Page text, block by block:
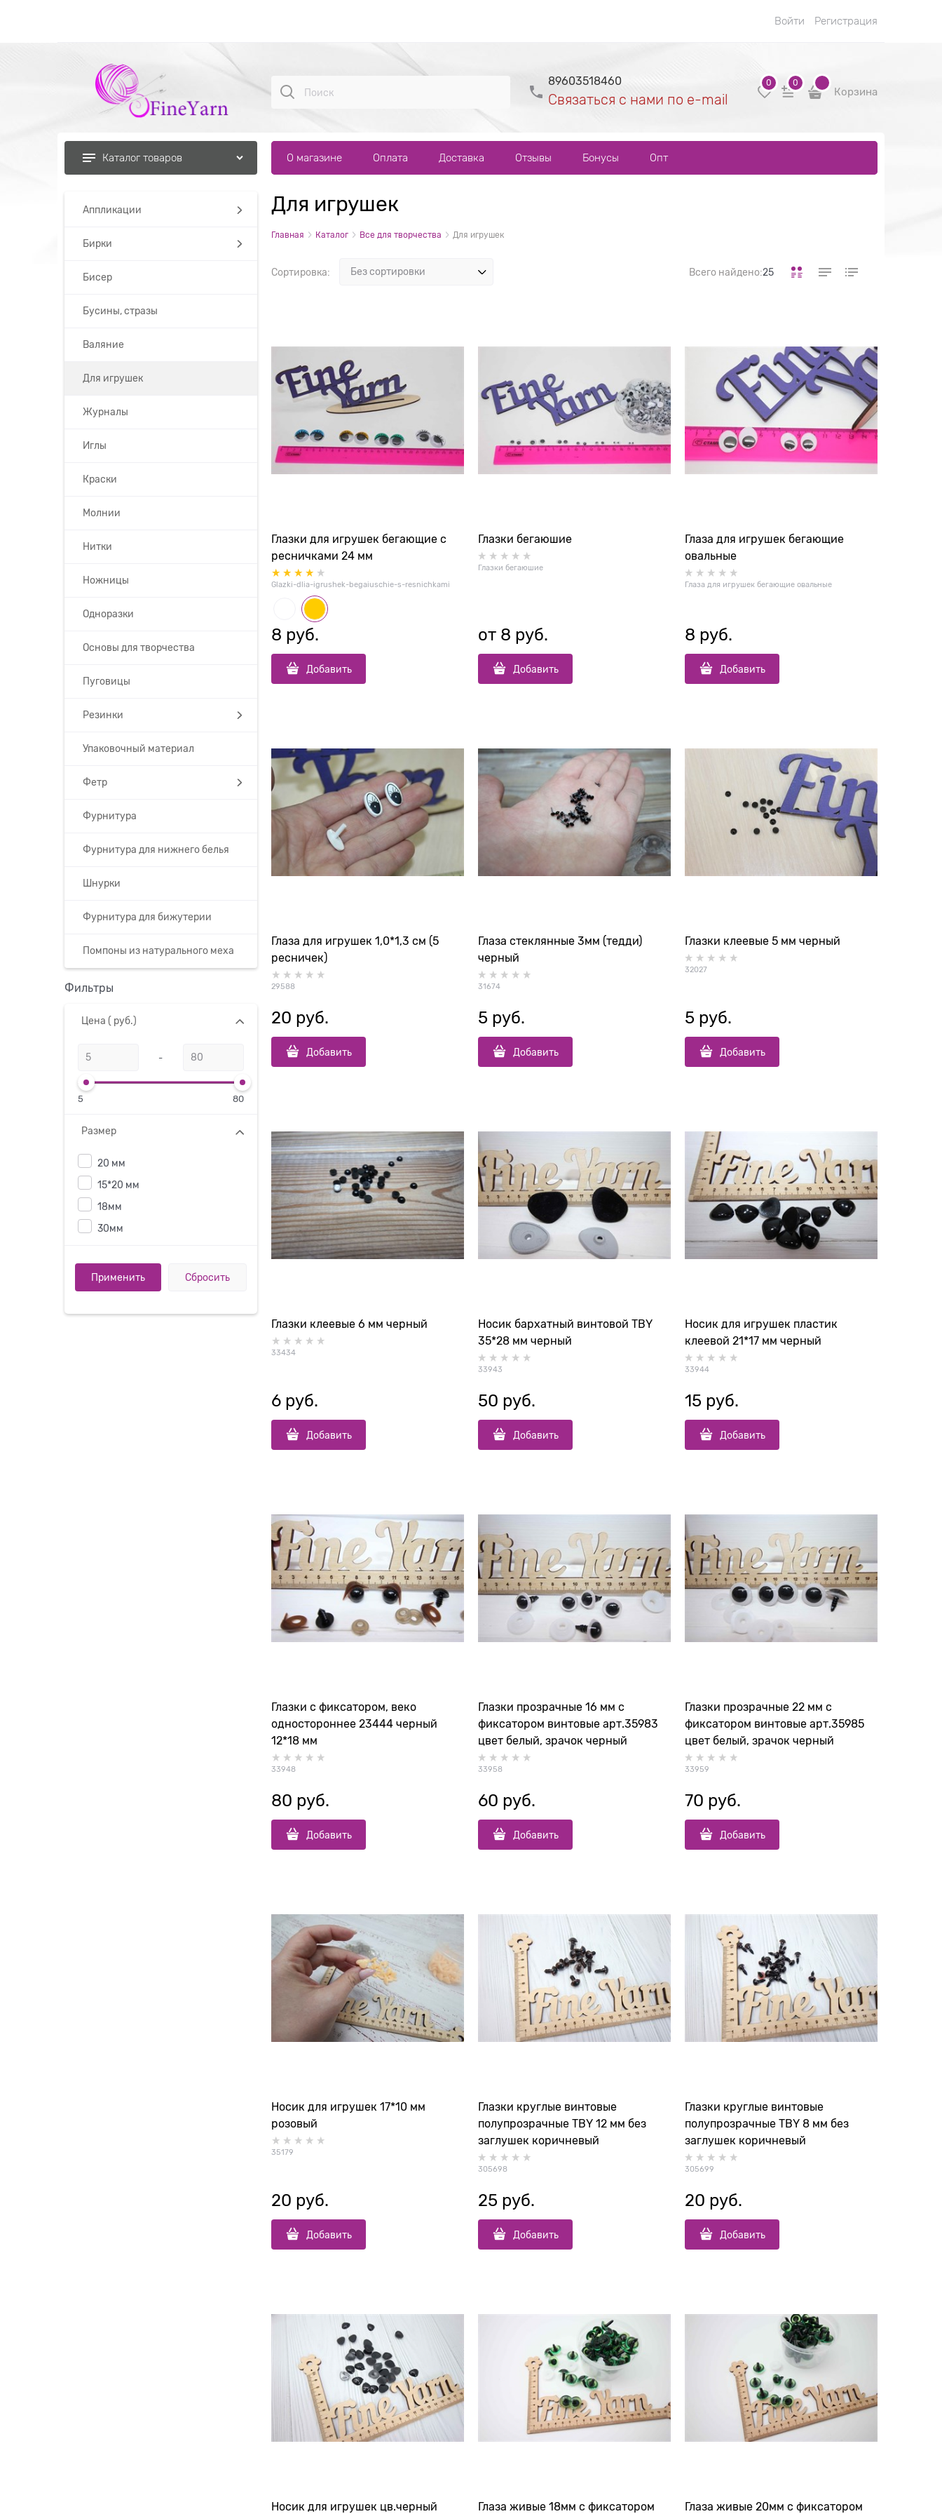
Войти Регистрация
89603518460
Связаться с нами по e-mail
0 0
Корзина
Каталог товаров О магазине Оплата Доставка Отзывы Бонусы Опт
Аппликации
Бирки
Бисер
Бусины, стразы
Валяние
Для игрушек
Журналы
Иглы
Краски
Молнии
Нитки
Ножницы
Одноразки
Основы для творчества
Пуговицы
Резинки
Упаковочный материал
Фетр
Фурнитура
Фурнитура для нижнего белья
Шнурки
Фурнитура для бижутерии
Помпоны из натурального меха
Фильтры
Цена ( руб.)
-
5 80
Размер
20 мм
15*20 мм
18мм
30мм
Для игрушек
Главная Каталог Все для творчества Для игрушек
Сортировка: Всего найдено:25
Глазки для игрушек бегающие с
ресничками 24 мм
Glazki-dlia-igrushek-begaiuschie-s-resnichkami
8 руб.
Добавить
Глазки бегаюшие
Глазки бегаюшие
от 8 руб.
Добавить
Глаза для игрушек бегающие
овальные
Глаза для игрушек бегающие овальные
8 руб.
Добавить
Глаза для игрушек 1,0*1,3 см (5
ресничек)
29588
20 руб.
Добавить
Глаза стеклянные 3мм (тедди)
черный
31674
5 руб.
Добавить
Глазки клеевые 5 мм черный
32027
5 руб.
Добавить
Глазки клеевые 6 мм черный
33434
6 руб.
Добавить
Носик бархатный винтовой TBY
35*28 мм черный
33943
50 руб.
Добавить
Носик для игрушек пластик
клеевой 21*17 мм черный
33944
15 руб.
Добавить
Глазки с фиксатором, веко
одностороннее 23444 черный
12*18 мм
33948
80 руб.
Добавить
Глазки прозрачные 16 мм с
фиксатором винтовые арт.35983
цвет белый, зрачок черный
33958
60 руб.
Добавить
Глазки прозрачные 22 мм с
фиксатором винтовые арт.35985
цвет белый, зрачок черный
33959
70 руб.
Добавить
Носик для игрушек 17*10 мм
розовый
35179
20 руб.
Добавить
Глазки круглые винтовые
полупрозрачные TBY 12 мм без
заглушек коричневый
305698
25 руб.
Добавить
Глазки круглые винтовые
полупрозрачные TBY 8 мм без
заглушек коричневый
305699
20 руб.
Добавить
Носик для игрушек цв.черный Глаза живые 18мм с фиксатором Глаза живые 20мм с фиксатором